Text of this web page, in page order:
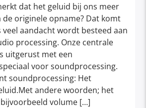
dat het geluid bij ons meer
originele opname? Dat komt
aandacht wordt besteed aan
processing. Onze centrale
uitgerust met een
voor soundprocessing.
soundprocessing: Het
andere woorden; het
volume […]